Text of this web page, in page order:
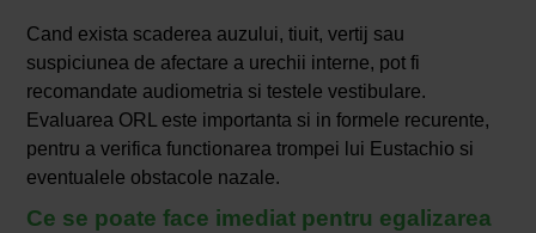
Cand exista scaderea auzului, tiuit, vertij sau
suspiciunea de afectare a urechii interne, pot fi
recomandate audiometria si testele vestibulare.
Evaluarea ORL este importanta si in formele recurente,
pentru a verifica functionarea trompei lui Eustachio si
eventualele obstacole nazale.
Ce se poate face imediat pentru egalizarea